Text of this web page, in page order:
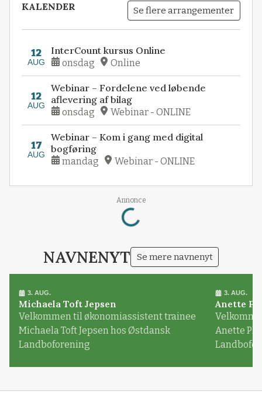
KALENDER Se flere arrangementer
12
AUG
InterCount kursus Online
onsdag Online
12
AUG
Webinar – Fordelene ved løbende
aflevering af bilag
onsdag Webinar - ONLINE
17
AUG
Webinar – Kom i gang med digital
bogføring
mandag Webinar - ONLINE
Annonce
Loading...
NAVNENYT Se mere navnenyt
3. AUG.
Michaela Toft Jepsen
Velkommen til økonomiassistent trainee
Michaela Toft Jepsen hos Østdansk
Landboforening
3. AUG.
Anette
Anette